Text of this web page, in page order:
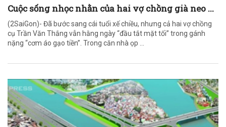
Cuộc sống nhọc nhằn của hai vợ chồng già neo ...
(2SaiGon)- Đã bước sang cái tuổi xế chiều, nhưng cả hai vợ chồng
cụ Trần Văn Thắng vẫn hằng ngày “đầu tắt mặt tối” trong gánh
nặng “cơm áo gạo tiền”. Trong căn nhà ọp ...